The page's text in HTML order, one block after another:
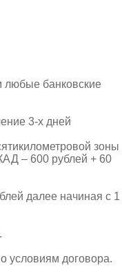
любые банковские
3-х дней
зоны
– 600 рублей + 60
далее начиная с 1
условиям договора.